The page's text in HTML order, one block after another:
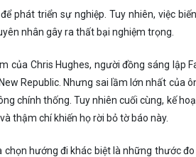
phát triển sự nghiệp. Tuy nhiên, việc
nhân gây ra thất bại nghiệm trọng.
của Chris Hughes, người đồng sáng lập
Republic. Nhưng sai lầm lớn nhất của
chính thống. Tuy nhiên cuối cùng, kế
thậm chí khiến họ rời bỏ tờ báo này.
chọn hướng đi khác biệt là những thước